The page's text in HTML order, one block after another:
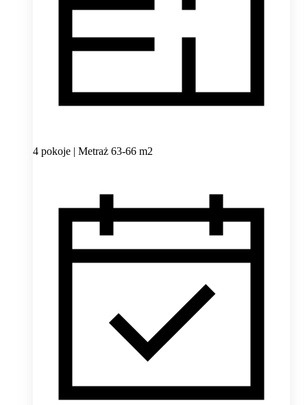
4 pokoje | Metraż 63-66 m2